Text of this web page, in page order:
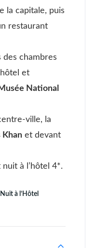
la capitale, puis
restaurant
des chambres
et
National
ville, la
Khan et devant
à l’hôtel 4*.
Nuit à l’Hôtel